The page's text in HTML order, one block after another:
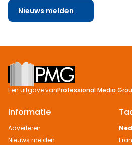
Nieuws melden
Footer
Een uitgave vanProfessional Media
Informatie
Adverteren
Nieuws melden